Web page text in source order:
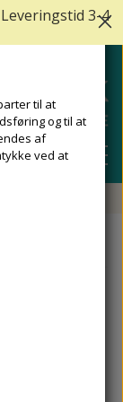
hverdage
til at
og til at
af
ved at
3-4